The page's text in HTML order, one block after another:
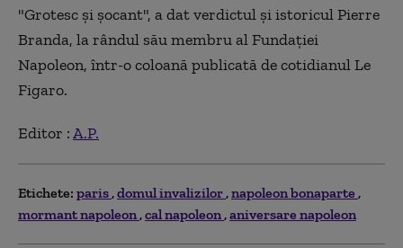
"Grotesc şi şocant", a dat verdictul şi istoricul Pierre
Branda, la rândul său membru al Fundaţiei
Napoleon, într-o coloană publicată de cotidianul Le
Figaro.
Editor :A.P.
Etichete: paris domul invalizilor napoleon bonaparte
mormant napoleon cal napoleon aniversare napoleon